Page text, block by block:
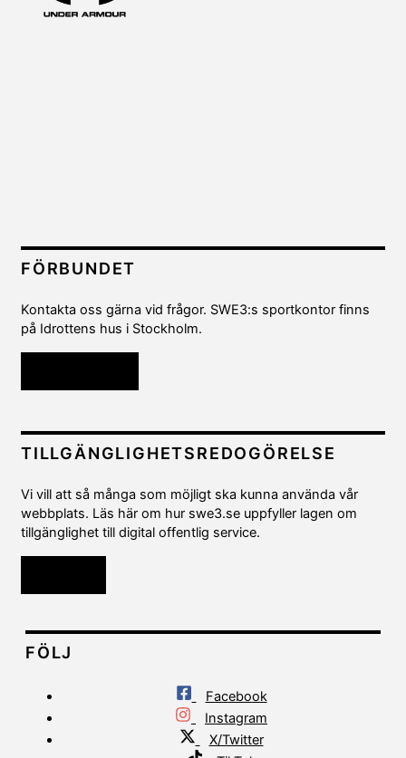
FÖRBUNDET
Kontakta oss gärna vid frågor. SWE3:s sportkontor finns
på Idrottens hus i Stockholm.
TILLGÄNGLIGHETSREDOGÖRELSE
Vi vill att så många som möjligt ska kunna använda vår
webbplats. Läs här om hur swe3.se uppfyller lagen om
tillgänglighet till digital offentlig service.
FÖLJ
Facebook
Instagram
X/Twitter